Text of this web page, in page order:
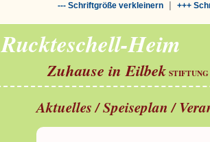
--- Schriftgröße verkleinern| +++
Ruckteschell-Heim
Zuhause in Eilbek
Aktuelles / Speiseplan /